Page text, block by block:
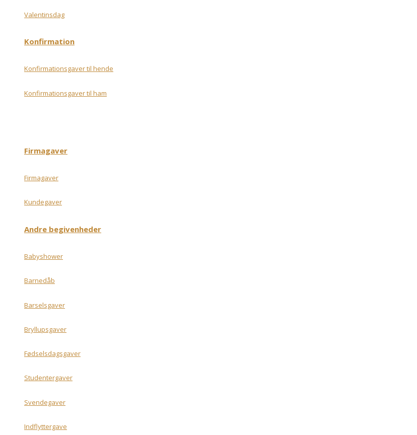
Valentinsdag
Konfirmation
Konfirmationsgaver til hende
Konfirmationsgaver til ham
Firmagaver
Firmagaver
Kundegaver
Andre begivenheder
Babyshower
Barnedåb
Barselsgaver
Bryllupsgaver
Fødselsdagsgaver
Studentergaver
Svendegaver
Indflyttergave